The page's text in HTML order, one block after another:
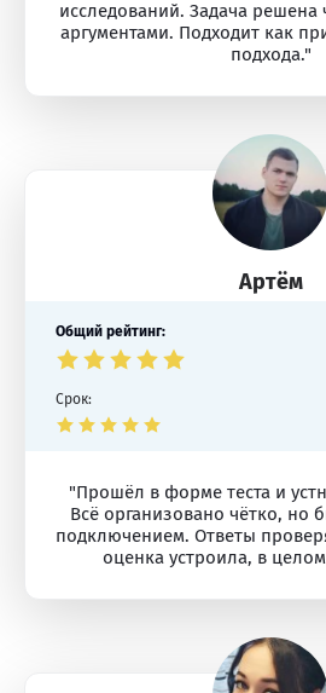
исследований. Задача
аргументами. Подходит как
подхода."
Артём
Общий рейтинг:
Срок:
"Прошёл в форме теста и
Всё организовано чётко, но
подключением. Ответы
оценка устроила, в